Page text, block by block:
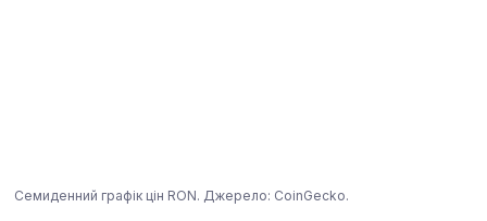
Семиденний графік цін RON. Джерело: CoinGecko.